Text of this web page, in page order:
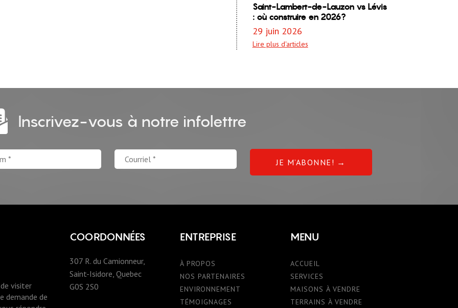
Saint-Lambert-de-Lauzon vs Lévis
: où construire en 2026?
29 juin 2026
Lire plus d'articles
Inscrivez-vous à notre infolettre
visiter
demande de
COORDONNÉES
307 R. du Camionneur,
Saint-Isidore, Quebec
G0S 2S0
ENTREPRISE
À PROPOS
NOS PARTENAIRES
ENVIRONNEMENT
TÉMOIGNAGES
MENU
ACCUEIL
SERVICES
MAISONS À VENDRE
TERRAINS À VENDRE